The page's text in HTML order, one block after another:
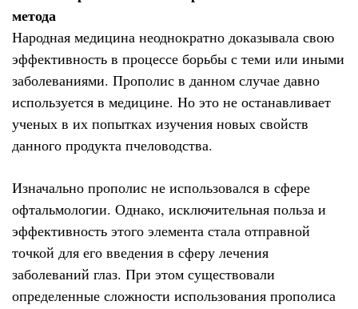
метода
Народная медицина неоднократно доказывала свою
эффективность в процессе борьбы с теми или иными
заболеваниями. Прополис в данном случае давно
используется в медицине. Но это не останавливает
ученых в их попытках изучения новых свойств
данного продукта пчеловодства.
Изначально прополис не использовался в сфере
офтальмологии. Однако, исключительная польза и
эффективность этого элемента стала отправной
точкой для его введения в сферу лечения
заболеваний глаз. При этом существовали
определенные сложности использования прополиса